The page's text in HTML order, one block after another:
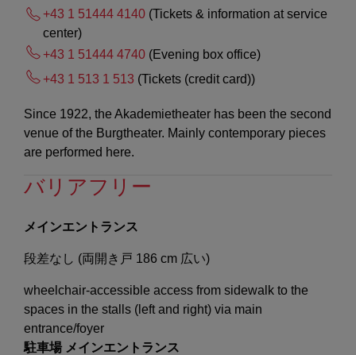
+43 1 51444 4140 (Tickets & information at service
center)
+43 1 51444 4740 (Evening box office)
+43 1 513 1 513 (Tickets (credit card))
Since 1922, the Akademietheater has been the second
venue of the Burgtheater. Mainly contemporary pieces
are performed here.
バリアフリー
メインエントランス
段差なし (両開き戸 186 cm 広い)
wheelchair-accessible access from sidewalk to the
spaces in the stalls (left and right) via main
entrance/foyer
駐車場 メインエントランス